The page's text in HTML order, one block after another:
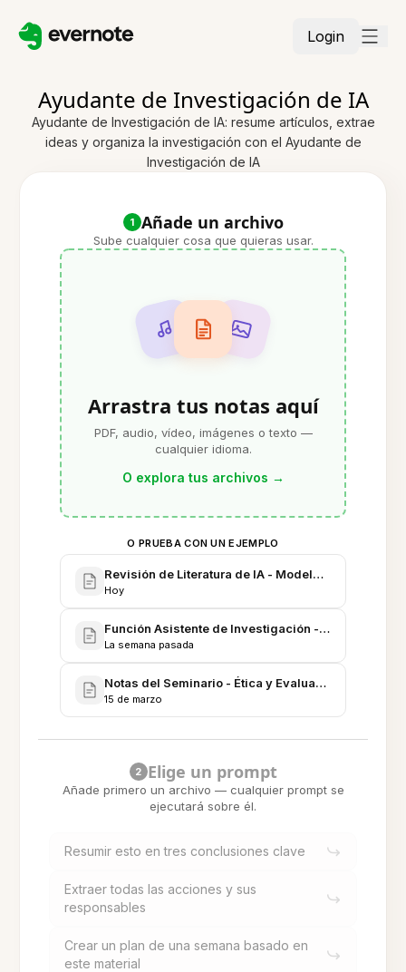
Login
Ayudante de Investigación de IA
Ayudante de Investigación de IA: resume artículos, extrae
ideas y organiza la investigación con el Ayudante de
Investigación de IA
1 Añade un archivo
Sube cualquier cosa que quieras usar.
Arrastra tus notas aquí
PDF, audio, vídeo, imágenes o texto —
cualquier idioma.
O explora tus archivos →
O PRUEBA CON UN EJEMPLO
Revisión de Literatura de IA - Modelos
Hoy
Función Asistente de Investigación - Hoja de Ruta
La semana pasada
Notas del Seminario - Ética y Evaluación en
15 de marzo
2 Elige un prompt
Añade primero un archivo — cualquier prompt se
ejecutará sobre él.
Resumir esto en tres conclusiones clave
Extraer todas las acciones y sus
responsables
Crear un plan de una semana basado en
este material